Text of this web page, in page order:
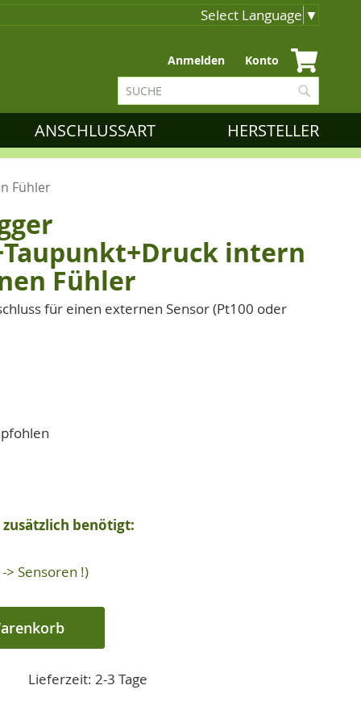
Select Language ▼
Zum
Inhalt
springen
Anmelden Konto
Suche
ANSCHLUSSART HERSTELLER
Fühler
intern
Fühler
für einen externen Sensor (Pt100 oder
benötigt:
> Sensoren !)
Lieferzeit: 2-3 Tage